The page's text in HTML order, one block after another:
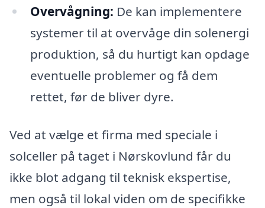
Overvågning: De kan implementere
systemer til at overvåge din solenergi
produktion, så du hurtigt kan opdage
eventuelle problemer og få dem
rettet, før de bliver dyre.
Ved at vælge et firma med speciale i
solceller på taget i Nørskovlund får du
ikke blot adgang til teknisk ekspertise,
men også til lokal viden om de specifikke